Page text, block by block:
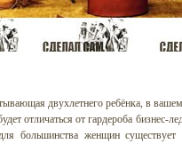
двухлетнего ребёнка, в
отличаться от гардероба бизнес-
большинства женщин